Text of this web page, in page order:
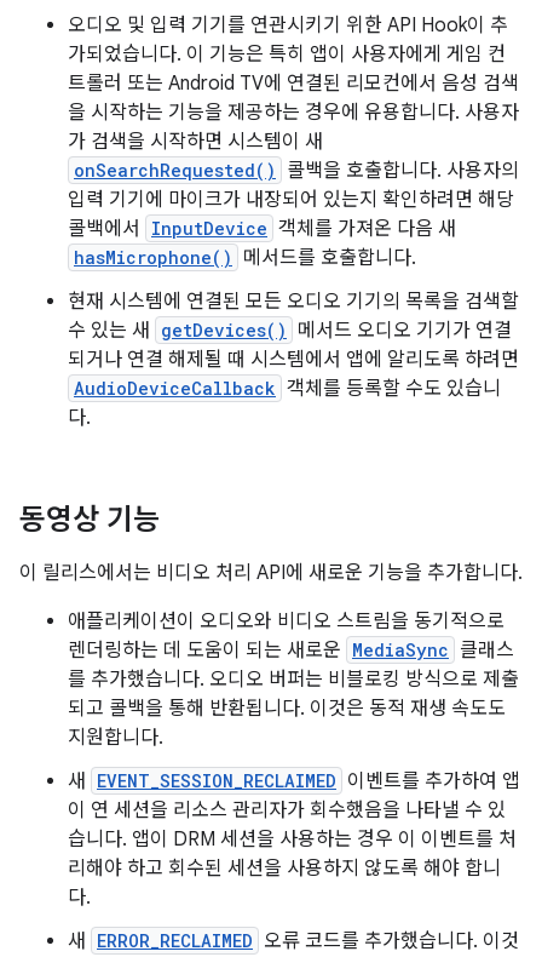
오디오 및 입력 기기를 연관시키기 위한 API Hook이 추
가되었습니다. 이 기능은 특히 앱이 사용자에게 게임 컨
트롤러 또는 Android TV에 연결된 리모컨에서 음성 검색
을 시작하는 기능을 제공하는 경우에 유용합니다. 사용자
가 검색을 시작하면 시스템이 새
onSearchRequested()
콜백을 호출합니다. 사용자의
입력 기기에 마이크가 내장되어 있는지 확인하려면 해당
콜백에서
InputDevice 객체를 가져온 다음 새
hasMicrophone()
메서드를 호출합니다.
현재 시스템에 연결된 모든 오디오 기기의 목록을 검색할
수 있는 새
getDevices()
메서드 오디오 기기가 연결
되거나 연결 해제될 때 시스템에서 앱에 알리도록 하려면
AudioDeviceCallback 객체를 등록할 수도 있습니
다.
동영상 기능
이 릴리스에서는 비디오 처리 API에 새로운 기능을 추가합니다.
애플리케이션이 오디오와 비디오 스트림을 동기적으로
렌더링하는 데 도움이 되는 새로운 MediaSync 클래스
를 추가했습니다. 오디오 버퍼는 비블로킹 방식으로 제출
되고 콜백을 통해 반환됩니다. 이것은 동적 재생 속도도
지원합니다.
새
EVENT_SESSION_RECLAIMED 이벤트를 추가하여 앱
이 연 세션을 리소스 관리자가 회수했음을 나타낼 수 있
습니다. 앱이 DRM 세션을 사용하는 경우 이 이벤트를 처
리해야 하고 회수된 세션을 사용하지 않도록 해야 합니
다.
새
ERROR_RECLAIMED 오류 코드를 추가했습니다. 이것